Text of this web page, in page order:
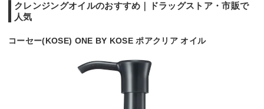
クレンジングオイルのおすすめ｜ドラッグストア・市販で
人気
コーセー(KOSE) ONE BY KOSE ポアクリア オイル